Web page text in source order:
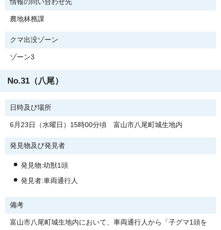
情報の問い合わせ先
農地林務課
クマ出没ゾーン
ゾーン3
No.31（八尾）
日時及び場所
6月23日（水曜日）15時00分頃 富山市八尾町城生地内
発見物及び発見者
発見物:幼獣1頭
発見者:車両通行人
備考
富山市八尾町城生地内において、車両通行人から「子グマ1頭を